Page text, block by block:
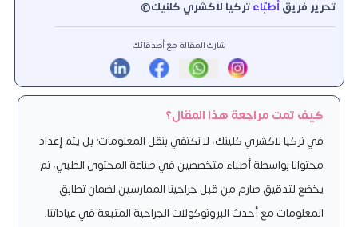
تحرير فريقأطبّاءتركيا لاكشري كلنيك©
شارك المقالة مع أصدقائك
كيف تمت مراجعة هذا المقال؟
في تركيا لاكشري كلينك، لا نكتفي بنقل المعلومات؛ بل يتم إعداد
محتوانا بواسطة أطباء متخصصين في صناعة المحتوى الطبي، ثم
يخضع لتدقيق صارم من قبل جراحينا الممارسين لضمان تطابق
المعلومات مع أحدث البروتوكولات الجراحية المتبعة في عياداتنا.